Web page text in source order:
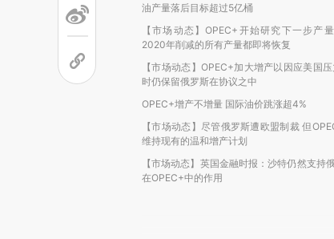
油产量落后目标超过5亿桶
【市场动态】OPEC+开始研究下一步产
2020年削减的所有产量都即将恢复
【市场动态】OPEC+加大增产以因应美国
时仍保留俄罗斯在协议之中
OPEC+增产不增量 国际油价跳涨超4%
【市场动态】尽管俄罗斯遭欧盟制裁 但
维持现有的温和增产计划
【市场动态】英国金融时报：沙特仍然支持
在OPEC+中的作用